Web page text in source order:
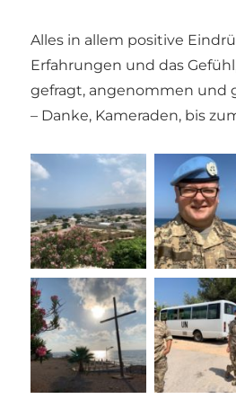
Alles in allem positive
Erfahrungen und das
gefragt, angenommen und
– Danke, Kameraden, bis